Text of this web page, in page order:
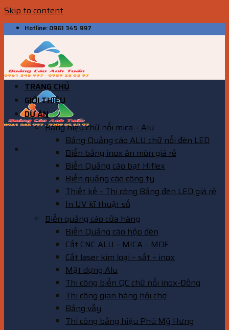
Skip to content
Hotline: 0961 345 997
TRANG CHỦ
GIỚI THIỆU
DỰ ÁN
Bảng hiệu chữ nổi mica – Alu
Bảng Quảng cáo ALU chữ nổi đèn LED
Biển bảng inox ăn mòn giá rẻ
Biển Quảng cáo bạt Hiflex
Biển quảng cáo công ty
Thiết kế – Thi công Bảng đèn LED giá rẻ
In UV kĩ thuật số
Biển quảng cáo cửa hàng
Biển Quảng cáo hộp đèn
Cắt CNC ALU – MICA – MDF
Cắt laser kim loại – sắt – inox
Mặt dựng Alu
Thi công biển QC chữ nổi inox-Đồng
Thi công gian hàng hội chợ
Bảng vẫy
Thi công bảng hiệu Phú Mỹ Hưng